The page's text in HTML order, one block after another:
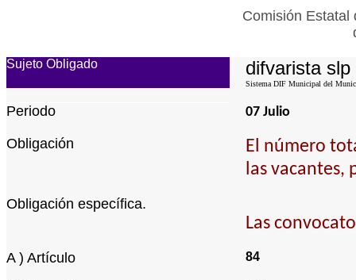
Comisión Estatal
Sujeto Obligado difvarista slp
Sistema DIF Municipal del
Periodo 07 Julio
Obligación
El número
las vacantes,
Obligación específica.
Las
A ) Artículo 84